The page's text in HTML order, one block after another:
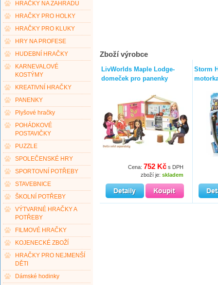
HRAČKY NA ZAHRADU
HRAČKY PRO HOLKY
HRAČKY PRO KLUKY
HRY NA PROFESE
HUDEBNÍ HRAČKY
KARNEVALOVÉ
KOSTÝMY
KREATIVNÍ HRAČKY
PANENKY
Plyšové hračky
POHÁDKOVÉ
POSTAVIČKY
PUZZLE
SPOLEČENSKÉ HRY
SPORTOVNÍ POTŘEBY
STAVEBNICE
ŠKOLNÍ POTŘEBY
VÝTVARNÉ HRAČKY A
POTŘEBY
FILMOVÉ HRAČKY
KOJENECKÉ ZBOŽÍ
HRAČKY PRO NEJMENŠÍ
DĚTI
Dámské hodinky
Zboží výrobce
LivWorlds Maple Lodge-
domeček pro panenky
Cena: 752 Kč s DPH
zboží je: skladem
Storm